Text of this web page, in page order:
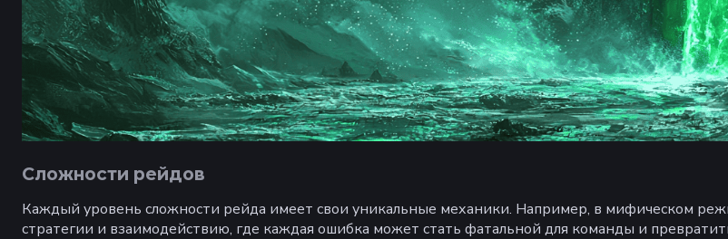
Сложности рейдов
Каждый уровень сложности рейда имеет свои уникальные механики. Например, в мифическом
стратегии и взаимодействию, где каждая ошибка может стать фатальной для команды и